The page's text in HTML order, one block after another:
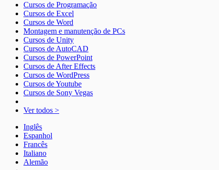
Cursos de Programação
Cursos de Excel
Cursos de Word
Montagem e manutenção de PCs
Cursos de Unity
Cursos de AutoCAD
Cursos de PowerPoint
Cursos de After Effects
Cursos de WordPress
Cursos de Youtube
Cursos de Sony Vegas
Ver todos >
Inglês
Espanhol
Francês
Italiano
Alemão